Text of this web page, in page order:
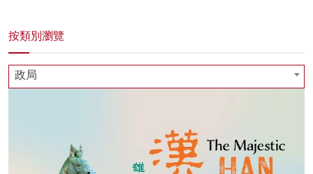
按類別瀏覽
政局